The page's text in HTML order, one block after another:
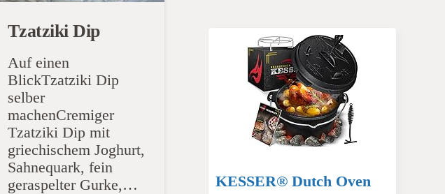
Tzatziki Dip
Auf einen
BlickTzatziki Dip
selber
machenCremiger
Tzatziki Dip mit
griechischem Joghurt,
Sahnequark, fein
geraspelter Gurke,…
KESSER® Dutch Oven